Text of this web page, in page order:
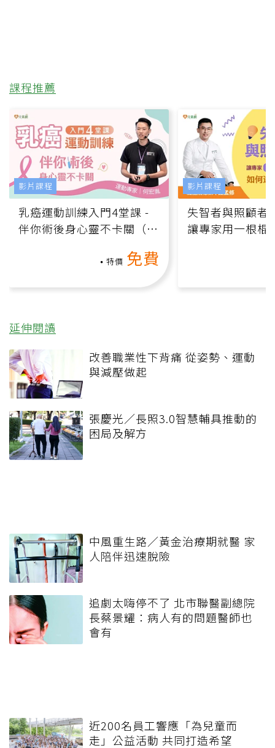
課程推薦
乳癌運動訓練入門4堂課 -
伴你術後身心靈不卡關（線
特價 免費
影片課程
失智者與照顧者
讓專家用一根棍
影片課程
延伸閱讀
改善職業性下背痛 從姿勢、運動
與減壓做起
張慶光／長照3.0智慧輔具推動的
困局及解方
中風重生路／黃金治療期就醫 家
人陪伴迅速脫險
追劇太嗨停不了 北市聯醫副總院
長蔡景耀：病人有的問題醫師也
會有
近200名員工響應「為兒童而
走」公益活動 共同打造希望